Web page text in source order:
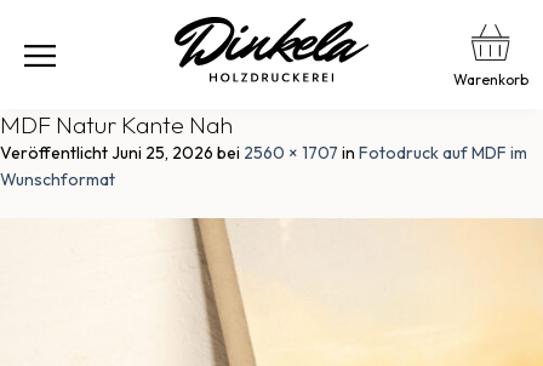
Warenkorb
MDF Natur Kante Nah
VeröffentlichtJuni 25, 2026 bei 2560 × 1707 in Fotodruck auf MDF im
Wunschformat